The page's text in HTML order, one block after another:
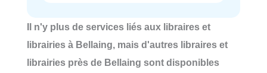
Il n'y plus de services liés aux libraires et
librairies à Bellaing, mais d'autres libraires et
librairies près de Bellaing sont disponibles